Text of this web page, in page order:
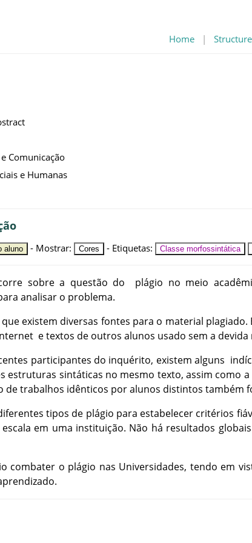
Home | Structure
Comunicação
e Humanas
aluno - Mostrar: Cores - Etiquetas: Classe morfossintática
sobre a questão do plágio no meio
analisar o problema.
que existem diversas fontes para o material plagiado.
etextos de outros alunos usado sem a devida
participantes do inquérito, existem alguns
estruturas sintáticas no mesmo texto, assim como a
detrabalhos idênticos poralunos distintos também
tipos de plágio para estabelecer critérios
escala em uma instituição. Não há resultados globais
combater o plágio nas Universidades, tendo em
.